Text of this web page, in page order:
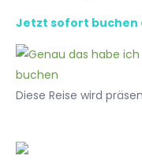
Jetzt sofort buchen
Diese Reise wird